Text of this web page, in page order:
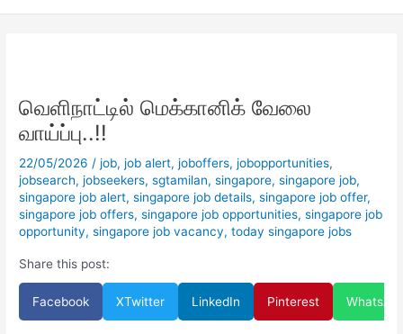
வெளிநாட்டில் மெக்கானிக் வேலை
வாய்ப்பு..!!
22/05/2026/job,job alert,joboffers,jobopportunities,
jobsearch,jobseekers,sgtamilan,singapore,singapore job,
singapore job alert,singapore job details,singapore job offer,
singapore job offers,singapore job opportunities,singapore job
opportunity,singapore job vacancy,today singapore jobs
Share this post:
Facebook XTwitter LinkedIn Pinterest